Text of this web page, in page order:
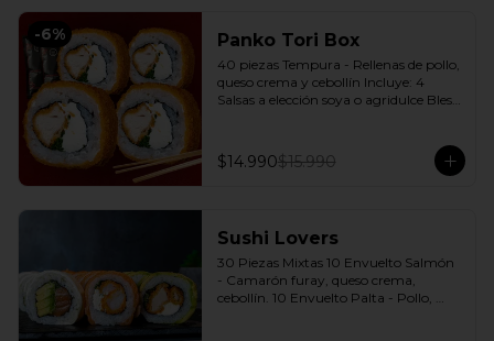
-6% Panko Tori Box
40 piezas Tempura - Rellenas de pollo,
queso crema y cebollín Incluye: 4
Salsas a elección soya o agridulce Bless
$14.990$15.990
Sushi Lovers
30 Piezas Mixtas 10 Envuelto Salmón
- Camarón furay, queso crema,
cebollín. 10 Envuelto Palta - Pollo,